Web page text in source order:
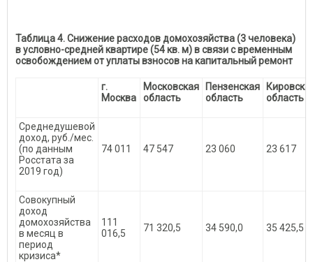
Таблица 4. Снижение расходов домохозяйства (3 человека)
в условно-средней квартире (54 кв. м) в связи с временным
освобождением от уплаты взносов на капитальный ремонт
г.
Москва
Московская
область
Пензенская
область
область
Среднедушевой
доход, руб./мес.
(по данным
Росстата за
2019 год)
74 011 47 547 23 060 23 617
Совокупный
доход
домохозяйства
в месяц в
период
кризиса*
111
016,5
71 320,5 34 590,0 35 425,5